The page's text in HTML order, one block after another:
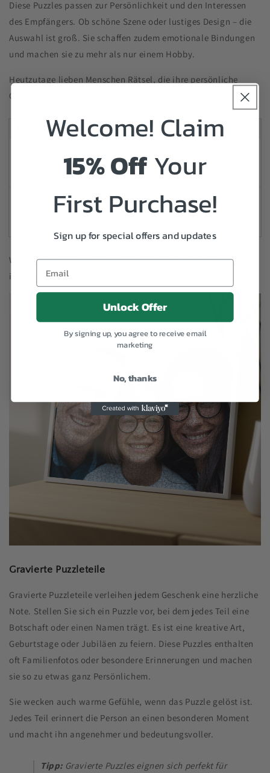
Diese Puzzles passen zur Persönlichkeit und den Interessen
des Empfängers. Ob schöne Szene oder lustiges Design – die
Auswahl ist groß. Sie schaffen zudem emotionale Bindungen
und machen sie zu mehr als nur einem Hobby.
Heutzutage lieben Menschen Rätsel, die ihre persönliche
Geschichte erzählen. Zum Beispiel:
Trendbeschreibung
Beweis
Erinnerungen und ihren Geschmack
widerspiegeln.
Popularität von
Werbepuzzles
Personalisierte Puzzles erfreuen sich
auf dem Markt immer größerer
Wenn Sie ein aufmerksames und lustiges Geschenk möchten,
ist ein individuelles Fotopuzzle eine tolle Idee.
Gravierte Puzzleteile
Gravierte Puzzleteile verleihen jedem Geschenk eine herzliche
Note. Stellen Sie sich ein Puzzle vor, bei dem jedes Teil eine
Botschaft oder einen Namen trägt. Es ist eine kreative Art,
Geburtstage oder Jubiläen zu feiern. Diese Puzzles enthalten
oft Familienfotos oder besondere Erinnerungen und machen
sie so zu etwas ganz Persönlichem.
Sie wecken auch warme Gefühle, wenn das Puzzle gelöst ist.
Jedes Teil erinnert die Person an einen besonderen Moment
und macht ihn angenehmer und bedeutungsvoller.
Tipp: Gravierte Puzzles eignen sich perfekt für
Welcome! Claim
15% Off Your
First Purchase!
Sign up for special offers and updates
Unlock Offer
By signing up, you agree to receive email
marketing
No, thanks